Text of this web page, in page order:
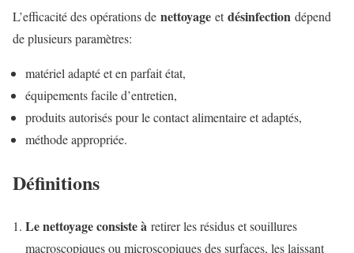
L’efficacité des opérations de nettoyage etdésinfection dépend
de plusieurs paramètres:
matériel adapté et en parfait état,
équipements facile d’entretien,
produits autorisés pour le contact alimentaire et adaptés,
méthode appropriée.
Définitions
Le nettoyage consiste à retirer les résidus et souillures
macroscopiques ou microscopiques des surfaces, les laissant